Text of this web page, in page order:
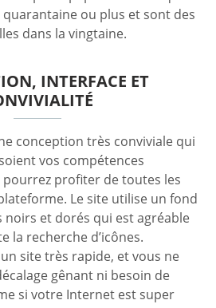
ou plus et sont des
dans la vingtaine.
INTERFACE ET
conception très conviviale qui
vos compétences
profiter de toutes les
Le site utilise un fond
noirs et dorés qui est agréable
la recherche d’icônes.
site très rapide, et vous ne
gênant ni besoin de
si votre Internet est super